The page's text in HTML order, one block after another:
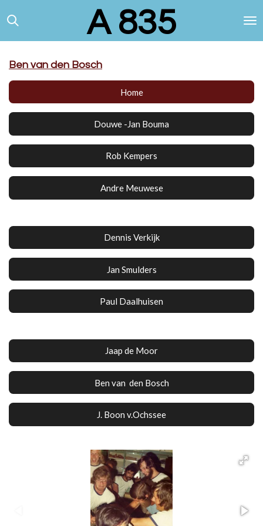
direct
hoofdinhoud
A 835
Ben van den Bosch
Home
Douwe -Jan Bouma
Rob Kempers
Andre Meuwese
Dennis Verkijk
Jan Smulders
Paul Daalhuisen
Jaap de Moor
Ben van den Bosch
J. Boon v.Ochssee